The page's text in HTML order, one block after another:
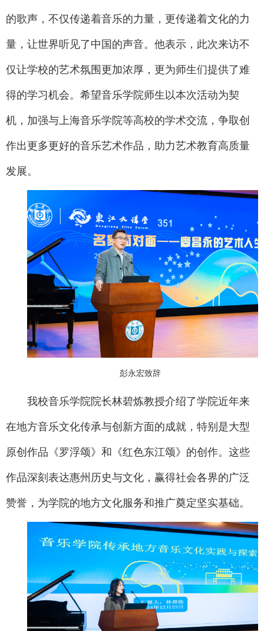
的歌声，不仅传递着音乐的力量，更传递着文化的力
量，让世界听见了中国的声音。他表示，此次来访不
仅让学校的艺术氛围更加浓厚，更为师生们提供了难
得的学习机会。希望音乐学院师生以本次活动为契
机，加强与上海音乐学院等高校的学术交流，争取创
作出更多更好的音乐艺术作品，助力艺术教育高质量
发展。
彭永宏致辞
我校音乐学院院长林碧炼教授介绍了学院近年来
在地方音乐文化传承与创新方面的成就，特别是大型
原创作品《罗浮颂》和《红色东江颂》的创作。这些
作品深刻表达惠州历史与文化，赢得社会各界的广泛
赞誉，为学院的地方文化服务和推广奠定坚实基础。